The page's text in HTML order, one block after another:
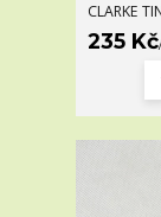
CLARKE
235 Kč